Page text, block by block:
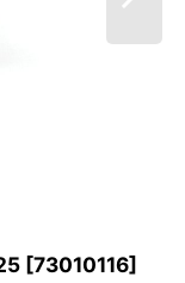
[73010116]